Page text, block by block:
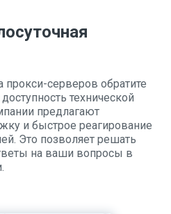
серверов обратите
технической
предлагают
и быстрое реагирование
Это позволяет решать
на ваши вопросы в